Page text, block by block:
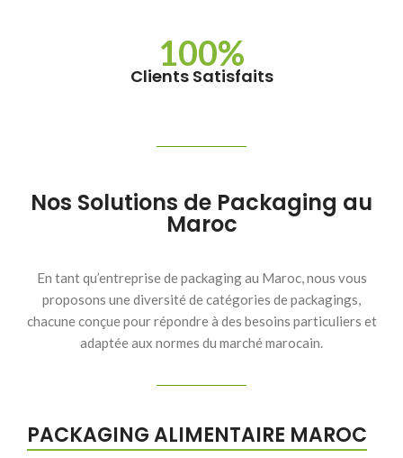
100%
Clients Satisfaits
Nos Solutions de Packaging au
Maroc​
En tant qu’entreprise de packaging au Maroc, nous vous
proposons une diversité de catégories de packagings,
chacune conçue pour répondre à des besoins particuliers et
adaptée aux normes du marché marocain.
PACKAGING ALIMENTAIRE MAROC